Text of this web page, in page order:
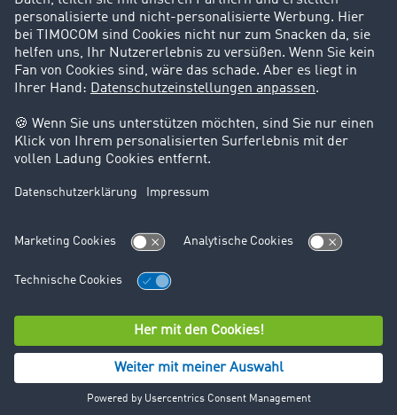
Support
Kontakt
Rechtliches
Impressum
AGB
© TIMOCOM GmbH 2026. Alle Rechte vorbehalten